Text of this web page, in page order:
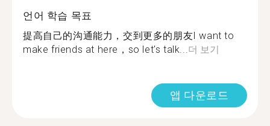
언어 학습 목표
提高自己的沟通能力，交到更多的朋友I want to
make friends at here，so let's talk... 더 보기
앱 다운로드